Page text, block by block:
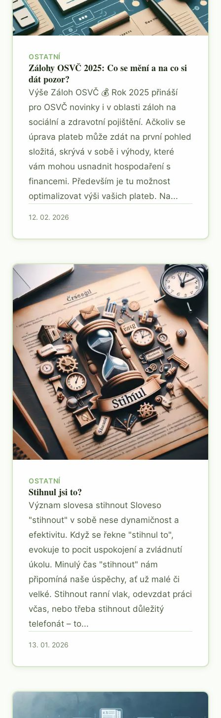
OSTATNÍ
Zálohy OSVČ 2025: Co se mění a na co si
dát pozor?
Výše Záloh OSVČ 💰 Rok 2025 přináší
pro OSVČ novinky i v oblasti záloh na
sociální a zdravotní pojištění. Ačkoliv se
úprava plateb může zdát na první pohled
složitá, skrývá v sobě i výhody, které
vám mohou usnadnit hospodaření s
financemi. Především je tu možnost
optimalizovat výši vašich plateb. Na...
12. 02. 2026
OSTATNÍ
Stihnul jsi to?
Význam slovesa stihnout Sloveso
"stihnout" v sobě nese dynamičnost a
efektivitu. Když se řekne "stihnul to",
evokuje to pocit uspokojení a zvládnutí
úkolu. Minulý čas "stihnout" nám
připomíná naše úspěchy, ať už malé či
velké. Stihnout ranní vlak, odevzdat práci
včas, nebo třeba stihnout důležitý
telefonát – to...
13. 01. 2026